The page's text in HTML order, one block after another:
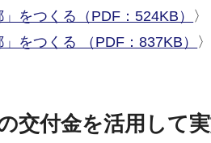
をつくる（PDF：524KB）
〉
をつくる （PDF：837KB）
〉
交付金を活用して